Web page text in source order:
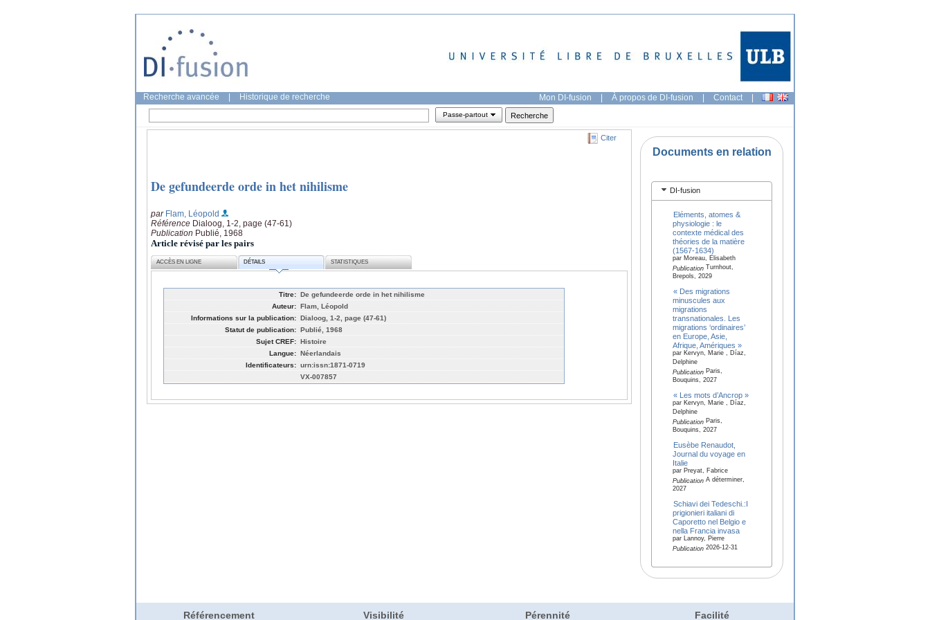
Recherche avancée Historique de recherche Mon DI-fusion | À propos de DI-fusion | Contact |
Passe-partout
Citer
De gefundeerde orde in het nihilisme
par Flam, Léopold
Référence Dialoog, 1-2, page (47-61)
Publication Publié, 1968
Article révisé par les pairs
ACCÈS EN LIGNE DÉTAILS STATISTIQUES
Titre: De gefundeerde orde in het nihilisme
Auteur: Flam, Léopold
Informations sur la publication: Dialoog, 1-2, page (47-61)
Statut de publication: Publié, 1968
Sujet CREF: Histoire
Langue: Néerlandais
Identificateurs: urn:issn:1871-0719
VX-007857
Documents en relation
DI-fusion
Eléments, atomes &
physiologie : le
contexte médical des
théories de la matière
(1567-1634)
par Moreau, Elisabeth
PublicationTurnhout,
Brepols, 2029
« Des migrations
minuscules aux
migrations
transnationales. Les
migrations ‘ordinaires’
en Europe, Asie,
Afrique, Amériques »
par Kervyn, Marie , Díaz,
Delphine
PublicationParis,
Bouquins, 2027
« Les mots d’Ancrop »
par Kervyn, Marie , Díaz,
Delphine
PublicationParis,
Bouquins, 2027
Eusèbe Renaudot,
Journal du voyage en
Italie
par Preyat, Fabrice
PublicationA déterminer,
2027
Schiavi dei Tedeschi.:I
prigionieri italiani di
Caporetto nel Belgio e
nella Francia invasa
par Lannoy, Pierre
Publication2026-12-31
Référencement Visibilité Pérennité Facilité